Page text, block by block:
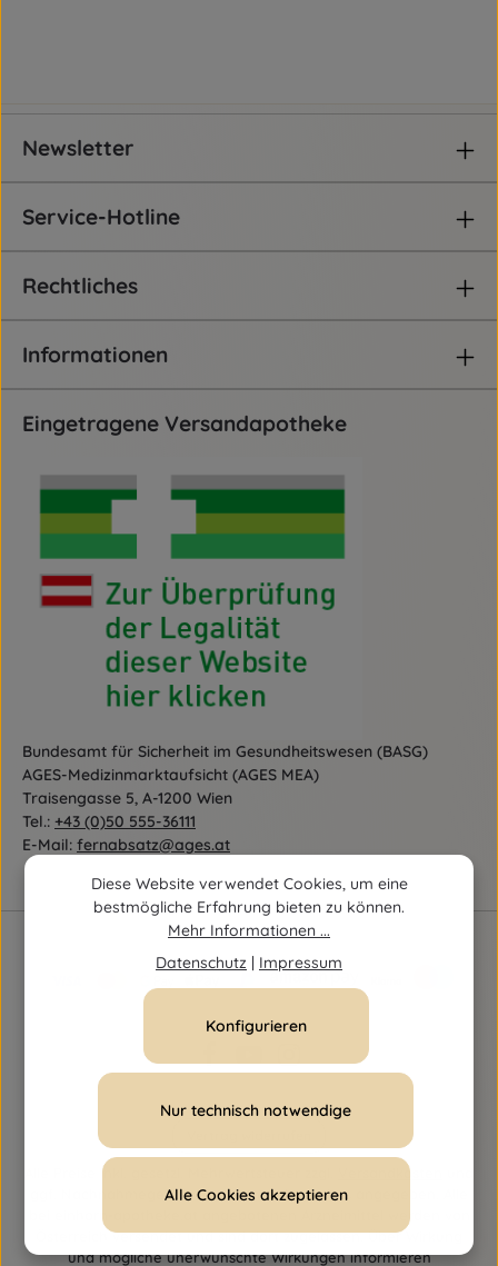
Newsletter
Service-Hotline
Rechtliches
Informationen
Eingetragene Versandapotheke
Bundesamt für Sicherheit im Gesundheitswesen (BASG)
AGES-Medizinmarktaufsicht (AGES MEA)
Traisengasse 5, A-1200 Wien
Tel.: +43 (0)50 555-36111
E-Mail: fernabsatz@ages.at
Alle Preise inkl. gesetzl. Mehrwertsteuer zzgl. Versandkosten
ggf. Nachnahmegebühren, wenn nicht anders angegeben. Alle
Österreich versendet und sind dort zugelassen. Über Wirkung
und mögliche unerwünschte Wirkungen informieren
Diese Website verwendet Cookies, um eine
bestmögliche Erfahrung bieten zu können.
Mehr Informationen ...
Datenschutz | Impressum
Nur technisch notwendige
Konfigurieren
Alle Cookies akzeptieren